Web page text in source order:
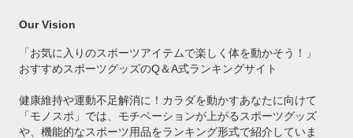
Our Vision
「お気に入りのスポーツアイテムで楽しく体を動かそう！」
おすすめスポーツグッズのQ＆A式ランキングサイト
健康維持や運動不足解消に！カラダを動かすあなたに向けて
「モノスポ」では、モチベーションが上がるスポーツグッズ
や、機能的なスポーツ用品をランキング形式で紹介していま